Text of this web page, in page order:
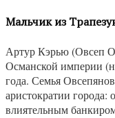
Мальчик из
Артур Кэрью (Овсеп
Османской империи
года. Семья
аристократии
влиятельным